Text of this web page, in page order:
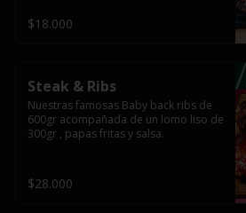
$18.000
Steak & Ribs
Nuestras famosas Baby back ribs de
600gr acompañada de un lomo liso de
300gr , papas fritas y salsa.
$28.000